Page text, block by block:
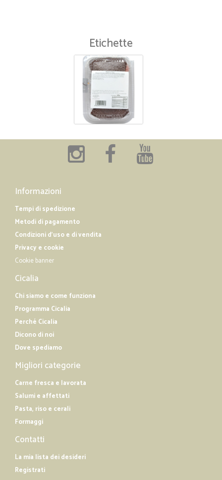
Etichette
Informazioni
Tempi di spedizione
Metodi di pagamento
Condizioni d'uso e di vendita
Privacy e cookie
Cookie banner
Cicalia
Chi siamo e come funziona
Programma Cicalia
Perché Cicalia
Dicono di noi
Dove spediamo
Migliori categorie
Carne fresca e lavorata
Salumi e affettati
Pasta, riso e cerali
Formaggi
Contatti
La mia lista dei desideri
Registrati